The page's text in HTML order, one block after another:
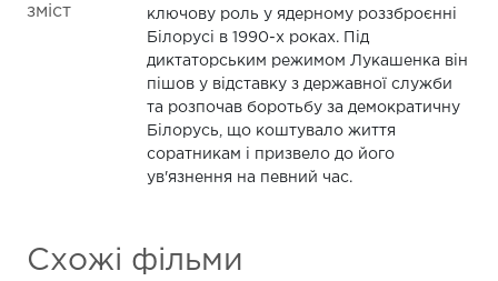
зміст
ключову роль у ядерному роззброєнні
Білорусі в 1990-х роках. Під
диктаторським режимом Лукашенка він
пішов у відставку з державної служби
та розпочав боротьбу за демократичну
Білорусь, що коштувало життя
соратникам і призвело до його
ув'язнення на певний час.
Схожі фільми